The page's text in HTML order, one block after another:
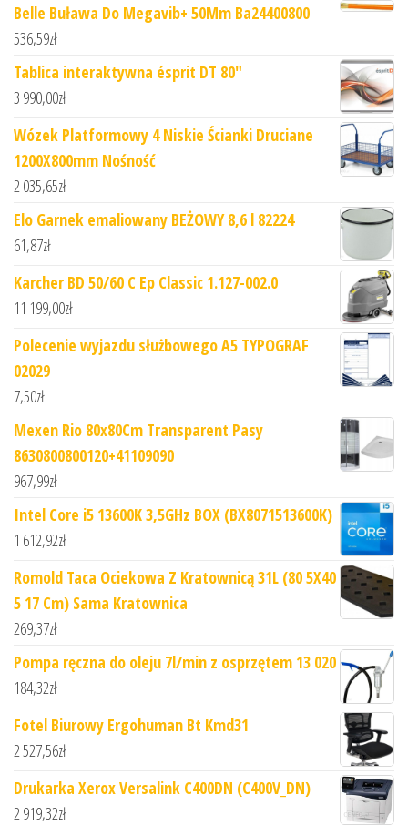
Belle Buława Do Megavib+ 50Mm Ba24400800
536,59zł
Tablica interaktywna ésprit DT 80"
3 990,00zł
Wózek Platformowy 4 Niskie Ścianki Druciane
1200X800mm Nośność
2 035,65zł
Elo Garnek emaliowany BEŻOWY 8,6 l 82224
61,87zł
Karcher BD 50/60 C Ep Classic 1.127-002.0
11 199,00zł
Polecenie wyjazdu służbowego A5 TYPOGRAF
02029
7,50zł
Mexen Rio 80x80Cm Transparent Pasy
8630800800120+41109090
967,99zł
Intel Core i5 13600K 3,5GHz BOX (BX8071513600K)
1 612,92zł
Romold Taca Ociekowa Z Kratownicą 31L (80 5X40
5 17 Cm) Sama Kratownica
269,37zł
Pompa ręczna do oleju 7l/min z osprzętem 13 020
184,32zł
Fotel Biurowy Ergohuman Bt Kmd31
2 527,56zł
Drukarka Xerox Versalink C400DN (C400V_DN)
2 919,32zł